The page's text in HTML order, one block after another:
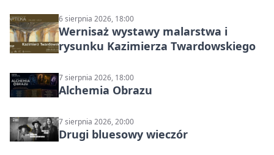
6 sierpnia 2026, 18:00
Wernisaż wystawy malarstwa i
rysunku Kazimierza Twardowskiego
7 sierpnia 2026, 18:00
Alchemia Obrazu
7 sierpnia 2026, 20:00
Drugi bluesowy wieczór